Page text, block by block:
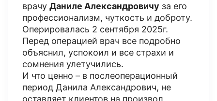
врачу Даниле Александровичу за его
профессионализм, чуткость и доброту.
Оперировалась 2 сентября 2025г.
Перед операцией врач все подробно
объяснил, успокоил и все страхи и
сомнения улетучились.
И что ценно – в послеоперационный
период Данила Александрович, не
оставляет клиентов на произвол,